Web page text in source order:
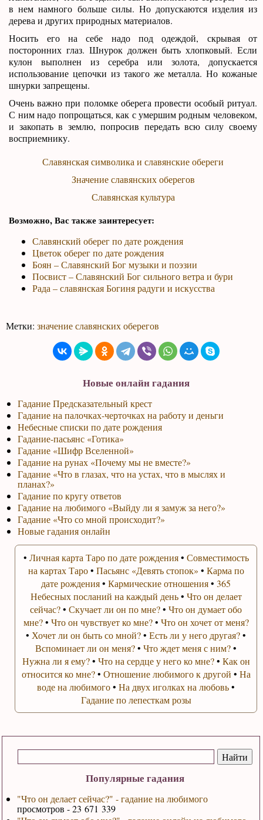
Популярные гадания
"Что он делает сейчас?" - гадание на любимого
просмотров - 23 671 339
в нем намного больше силы. Но допускаются изделия из
дерева и других природных материалов.
Носить его на себе надо под одеждой, скрывая от
посторонних глаз. Шнурок должен быть хлопковый. Если
кулон выполнен из серебра или золота, допускается
использование цепочки из такого же металла. Но кожаные
шнурки запрещены.
Очень важно при поломке оберега провести особый ритуал.
С ним надо попрощаться, как с умершим родным человеком,
и закопать в землю, попросив передать всю силу своему
восприемнику.
Славянская символика и славянские обереги
Значение славянских оберегов
Славянская культура
Возможно, Вас также заинтересует:
Славянский оберег по дате рождения
Цветок оберег по дате рождения
Боян – Славянский Бог музыки и поэзии
Посвист – Славянский Бог сильного ветра и бури
Рада – славянская Богиня радуги и искусства
Метки:значение славянских оберегов
Новые онлайн гадания
Гадание Предсказательный крест
Гадание на палочках-черточках на работу и деньги
Небесные списки по дате рождения
Гадание-пасьянс «Готика»
Гадание «Шифр Вселенной»
Гадание на рунах «Почему мы не вместе?»
Гадание «Что в глазах, что на устах, что в мыслях и
планах?»
Гадание по кругу ответов
Гадание на любимого «Выйду ли я замуж за него?»
Гадание «Что со мной происходит?»
Новые гадания онлайн
• Личная карта Таро по дате рождения• Совместимость
на картах Таро• Пасьянс «Девять стопок» • Карма по
дате рождения•Кармические отношения•365
Небесных посланий на каждый день• Что он делает
сейчас?•Скучает ли он по мне?•Что он думает обо
мне?• Что он чувствует ко мне?• Что он хочет от меня?
• Хочет ли он быть со мной?•Есть ли у него другая?•
Вспоминает ли он меня?•Что ждет меня с ним?•
Нужна ли я ему?• Что на сердце у него ко мне?• Как он
относится ко мне?• Отношение любимого к другой • На
воде на любимого•На двух иголках на любовь•
Гадание по лепесткам розы